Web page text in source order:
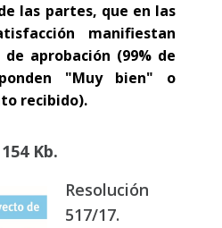
las partes, que en las
manifiestan
aprobación (99% de
"Muy bien" o
recibido).
154 Kb.
Resolución
517/17.